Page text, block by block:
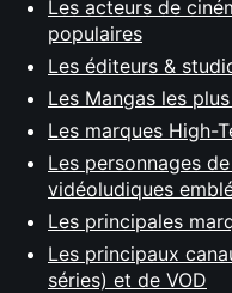
Les acteurs de
populaires
Les éditeurs &
Les Mangas les
Les marques High-
Les personnages
vidéoludiques
Les principales
Les principaux
séries) et de VOD